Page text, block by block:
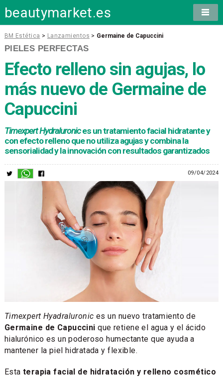
beautymarket.es
BM Estética > Lanzamientos > Germaine de Capuccini
PIELES PERFECTAS
Efecto relleno sin agujas, lo
más nuevo de Germaine de
Capuccini
Timexpert Hydraluronices un tratamiento facial hidratante y
con efecto relleno que no utiliza agujas y combina la
sensorialidad y la innovación con resultados garantizados
09/04/2024
Timexpert Hyadraluronic es un nuevo tratamiento de
Germaine de Capuccini que retiene el agua y el ácido
hialurónico es un poderoso humectante que ayuda a
mantener la piel hidratada y flexible.
Esta terapia facial de hidratación y relleno cosmético